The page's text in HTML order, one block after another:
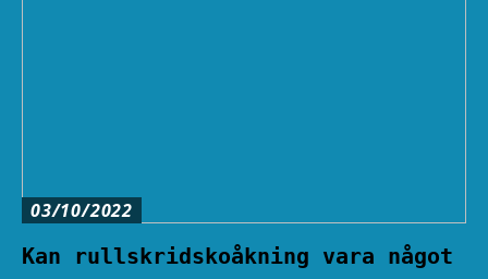
03/10/2022
Kan rullskridskoåkning vara något